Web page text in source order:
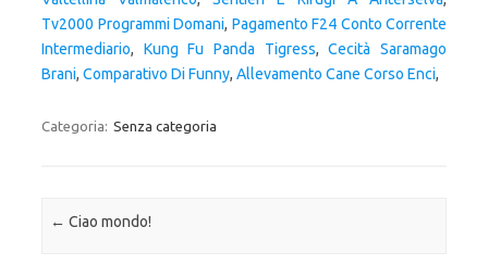
Tv2000 Programmi Domani, Pagamento F24 Conto Corrente
Intermediario, Kung Fu Panda Tigress,Cecità Saramago
Brani, Comparativo Di Funny, Allevamento Cane Corso Enci,
Categoria: Senza categoria
Navigazione articolo
← Ciao mondo!